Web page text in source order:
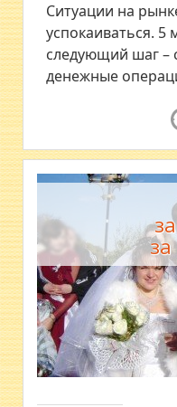
Ситуации на
успокаиваться. 5
следующий шаг –
денежные